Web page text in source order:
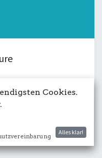
Cookies.
.
Alles klar!